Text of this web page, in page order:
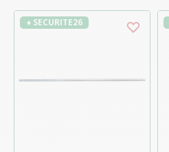
♦ SECURITE26